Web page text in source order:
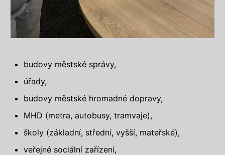
budovy městské správy,
úřady,
budovy městské hromadné dopravy,
MHD (metra, autobusy, tramvaje),
školy (základní, střední, vyšší, mateřské),
veřejné sociální zařízení,